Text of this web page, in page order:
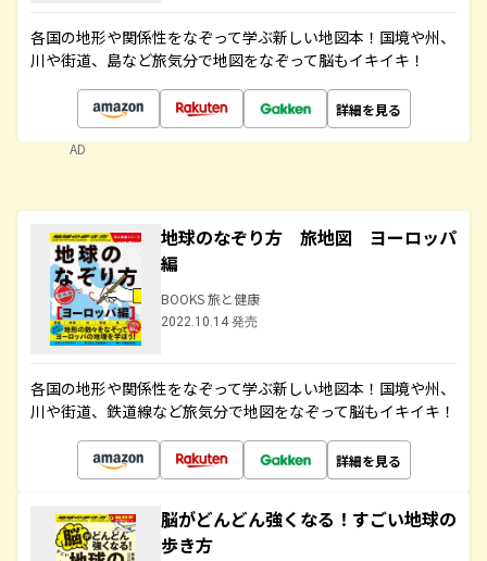
各国の地形や関係性をなぞって学ぶ新しい地図本！国境や州、
川や街道、島など旅気分で地図をなぞって脳もイキイキ！
詳細を見る
AD
地球のなぞり方 旅地図 ヨーロッパ
編
BOOKS 旅と健康
2022.10.14 発売
各国の地形や関係性をなぞって学ぶ新しい地図本！国境や州、
川や街道、鉄道線など旅気分で地図をなぞって脳もイキイキ！
詳細を見る
脳がどんどん強くなる！すごい地球の
歩き方